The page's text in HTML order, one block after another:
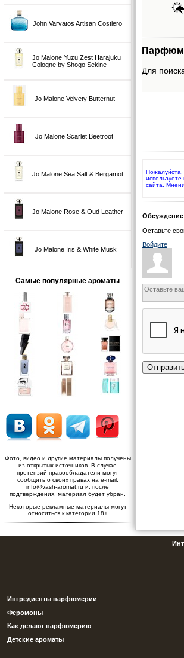
John Varvatos Artisan Costiero
Jo Malone Yuzu Zest Harajuku
Cologne by Shogo Sekine
Jo Malone Velvety Butternut
Jo Malone Scarlet Beetroot
Jo Malone Sea Salt & Bergamot
Jo Malone Rose & Oud Leather
Jo Malone Iris & White Musk
Самые популярные ароматы
Фото, видео и другие материалы получены
из открытых источников. В случае
претензий правообладатели могут
сообщить о своих правах на e-mail:
info@vash-aromat.ru и, после
подтверждения, материал будет убран.
Некоторые рекламные материалы могут
относиться к категории 18+
Для
Пожалуйста,
сайта.
Оставьте
Войдите
Ингредиенты парфюмерии
Феромоны
Как делают парфюмерию
Детские ароматы